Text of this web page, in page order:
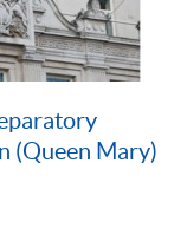
(Queen Mary)